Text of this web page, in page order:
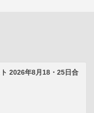
2026年8月18・25日合